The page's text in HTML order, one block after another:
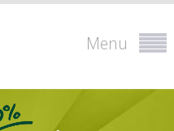
Menu